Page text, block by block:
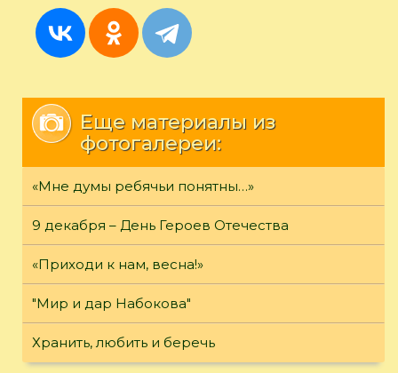
Еще материалы из
фотогалереи:
«Мне думы ребячьи понятны…»
9 декабря – День Героев Отечества
«Приходи к нам, весна!»
"Мир и дар Набокова"
Хранить, любить и беречь